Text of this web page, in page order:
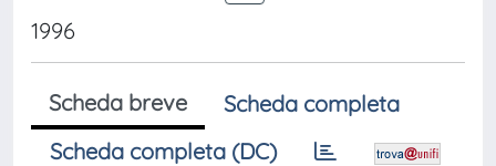
1996
Scheda breve
Scheda completa
Scheda completa (DC)